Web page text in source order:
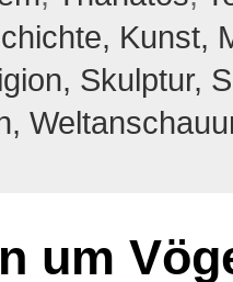
Kunst,
Skulptur,
um